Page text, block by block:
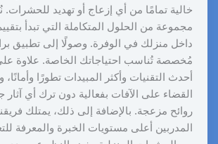
خالية تمامًا من أي إزعاج أو تهديد للحشرات.
مجموعة من الحلول المتكاملة التي تبدأ
داخل منزلك في الوفرة. وصولًا إلى تطبيق
مُخصصة تُناسب احتياجاتك الخاصة. علاوة
أحدث التقنيات وأكثر المبيدات تطورًا
القضاء على الآفات بفعالية دون ترك أي آثار
روائح مزعجة. بالإضافة إلى ذلك، يمتلك
المدربين أعلى مستويات الخبرة والمعرفة